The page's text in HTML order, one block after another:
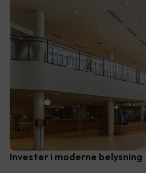
Invester i moderne belysning